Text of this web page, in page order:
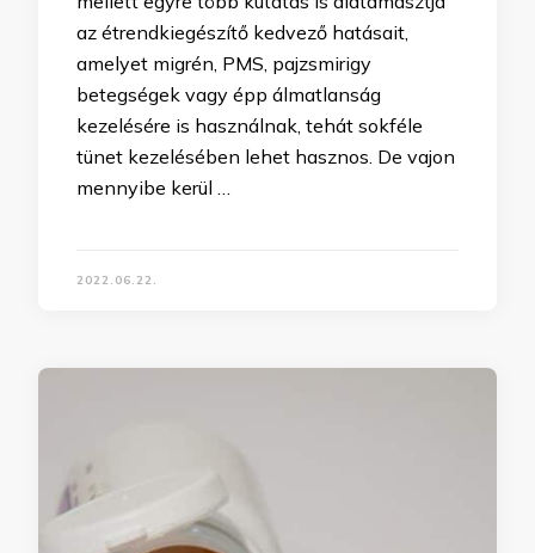
az étrendkiegészítő kedvező hatásait,
amelyet migrén, PMS, pajzsmirigy
betegségek vagy épp álmatlanság
kezelésére is használnak, tehát sokféle
tünet kezelésében lehet hasznos. De vajon
mennyibe kerül …
2022.06.22.